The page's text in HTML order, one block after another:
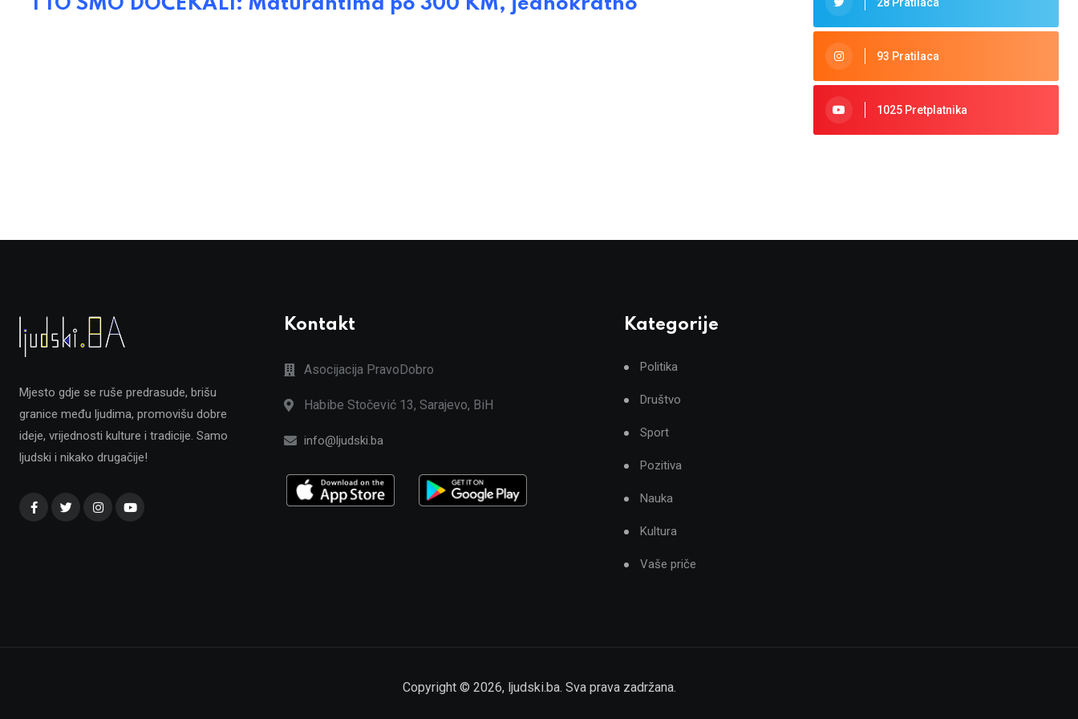
93 Pratilaca
1025 Pretplatnika
Mjesto gdje se ruše predrasude, brišu
granice među ljudima, promovišu dobre
ideje, vrijednosti kulture i tradicije. Samo
ljudski i nikako drugačije!
Kontakt
Asocijacija PravoDobro
Habibe Stočević 13, Sarajevo, BiH
info@ljudski.ba
Kategorije
Politika
Društvo
Sport
Pozitiva
Nauka
Kultura
Vaše priče
Copyright © 2026, ljudski.ba. Sva prava zadržana.